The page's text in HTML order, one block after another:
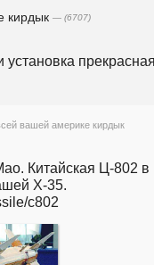
кирдык — (6707)
установка
вашей америке кирдык
Китайская Ц-802 в
Х-35.
c802